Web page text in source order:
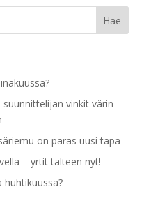
vinkit värin
on paras uusi tapa
– yrtit talteen nyt!
huhtikuussa?